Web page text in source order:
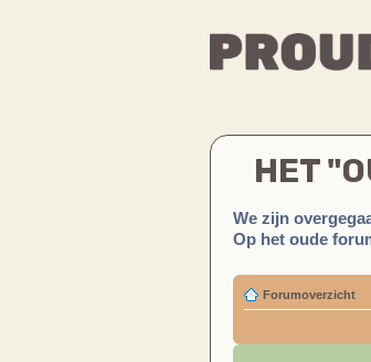
HET
We zijn
Op het oude
Forumoverzicht